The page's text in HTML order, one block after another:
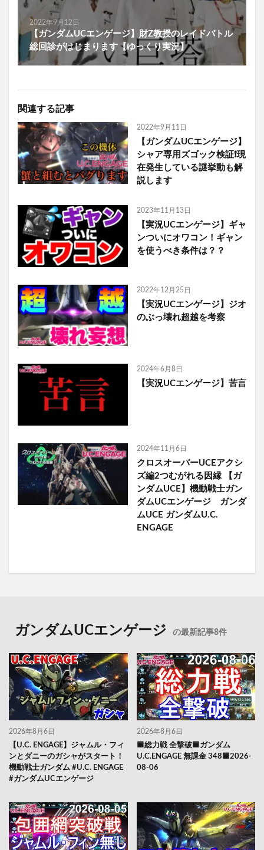
2022年9月12日
【ガンダムUCエンゲージ】財Z教授のレイドバトル
総回診がはじまります【ゆっくり実況】
関連する記事
2022年9月11日
【ガンダムUCエンゲージ】
シャア専用ズゴック検証❗️現
在発生している謎挙動も解
説します
2023年11月13日
【実況UCエンゲージ】ギャ
ンついにオワコン！ギャン
を使うべき条件は？？
2022年12月25日
【実況UCエンゲージ】ジオ
のぶっ壊れ超越を考察
2024年6月8日
【実況UCエンゲージ】苦言
2024年11月6日
クロスオーバーUCEアクシ
ズ編2つむがれる因縁 【ガ
ンダムUCE】機動戦士ガン
ダムUCエンゲージ ガンダ
ムUCE ガンダムU.C.
ENGAGE
ガンダムUCエンゲージ の最新記事8件
2026年8月6日
【U.C. ENGAGE】ジャムル・フィ
ンとダニーのガシャがスタート！
機動戦士ガンダム #U.C. ENGAGE
#ガンダムUCエンゲージ
2026年8月6日
🟦総力戦 全撃破🟦ガンダム
U.C.ENGAGE 無課金 348🟦2026-
08-06